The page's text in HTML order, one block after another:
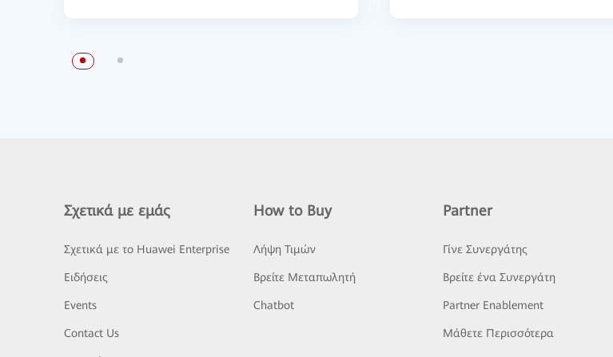
Σχετικά με εμάς
Σχετικά με το Huawei Enterprise
Ειδήσεις
Events
Contact Us
How to Buy
Λήψη Τιμών
Βρείτε Μεταπωλητή
Chatbot
Partner
Γίνε Συνεργάτης
Βρείτε ένα Συνεργάτη
Partner Enablement
Μάθετε Περισσότερα